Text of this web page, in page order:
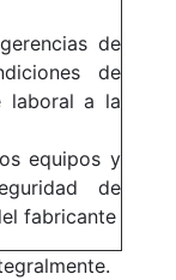
de
de
laboral a la
equipos y
de
fabricante